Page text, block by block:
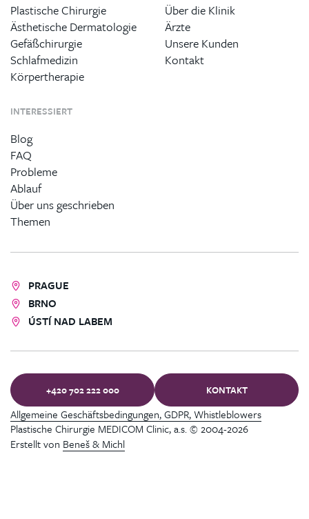
Plastische Chirurgie
Ästhetische Dermatologie
Gefäßchirurgie
Schlafmedizin
Körpertherapie
Über die Klinik
Ärzte
Unsere Kunden
Kontakt
INTERESSIERT
Blog
FAQ
Probleme
Ablauf
Über uns geschrieben
Themen
PRAGUE
BRNO
ÚSTÍ NAD LABEM
+420 702 222 000 KONTAKT
Plastische Chirurgie MEDICOM Clinic, a.s. © 2004-2026
Allgemeine Geschäftsbedingungen, GDPR, Whistleblowers
Erstellt von Beneš & Michl